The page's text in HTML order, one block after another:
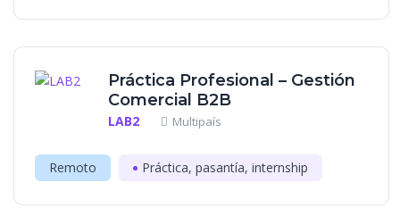
Práctica Profesional – Gestión
Comercial B2B
LAB2 Multipaís
Remoto Práctica, pasantía, internship